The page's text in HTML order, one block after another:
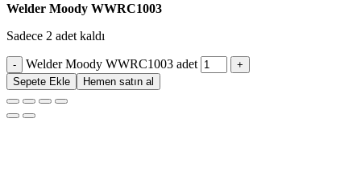
Welder Moody WWRC1003
Sadece 2 adet kaldı
Welder Moody WWRC1003 adet
Sepete Ekle Hemen satın al